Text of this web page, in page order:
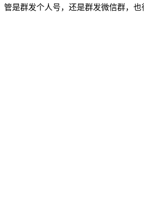
管是群发个人号，还是群发微信群，